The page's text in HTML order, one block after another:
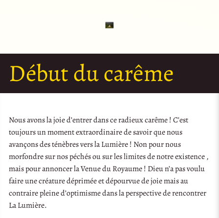
Début du carême
Nous avons la joie d’entrer dans ce radieux carême ! C’est
toujours un moment extraordinaire de savoir que nous
avançons des ténèbres vers la Lumière ! Non pour nous
morfondre sur nos péchés ou sur les limites de notre existence ,
mais pour annoncer la Venue du Royaume ! Dieu n’a pas voulu
faire une créature déprimée et dépourvue de joie mais au
contraire pleine d’optimisme dans la perspective de rencontrer
La Lumière.